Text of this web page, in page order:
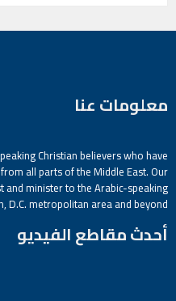
معلومات عنا
Christian believers who have
all parts of the Middle East. Our
and minister to the Arabic-speaking
D.C. metropolitan area and beyond.
أحدث مقاطع الفيديو